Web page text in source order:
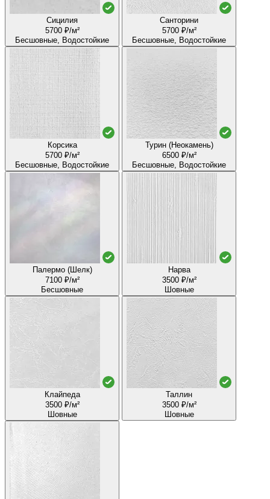
Сицилия
5700 ₽/м²
Бесшовные, Водостойкие
Санторини
5700 ₽/м²
Бесшовные, Водостойкие
Корсика
5700 ₽/м²
Бесшовные, Водостойкие
Турин (Неокамень)
6500 ₽/м²
Бесшовные, Водостойкие
Палермо (Шелк)
7100 ₽/м²
Бесшовные
Нарва
3500 ₽/м²
Шовные
Клайпеда
3500 ₽/м²
Шовные
Таллин
3500 ₽/м²
Шовные